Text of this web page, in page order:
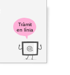
Tràmit
en línia